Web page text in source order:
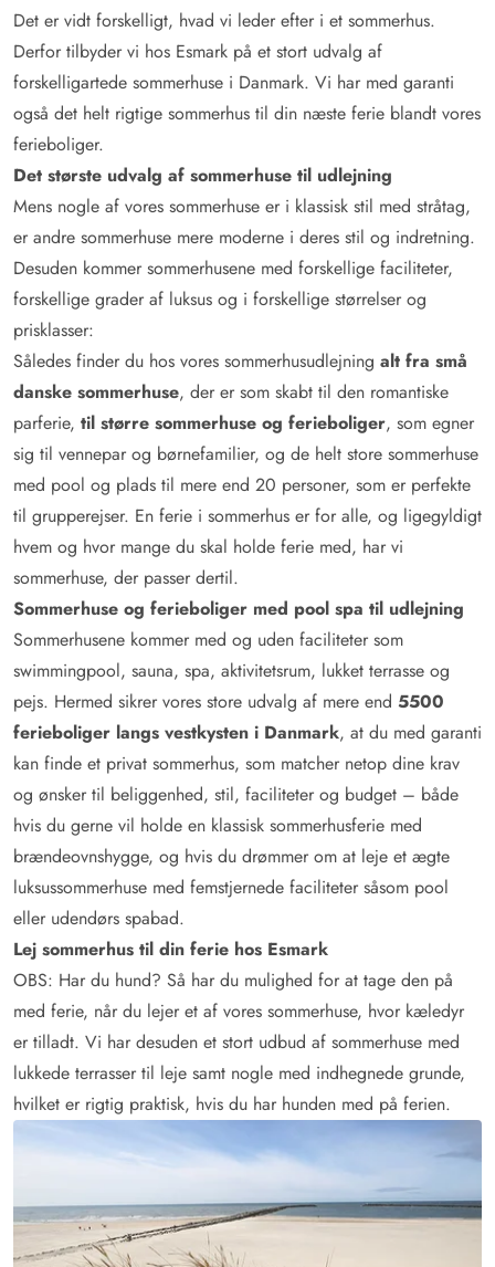
Det er vidt forskelligt, hvad vi leder efter i et sommerhus.
Derfor tilbyder vi hos Esmark på et stort udvalg af
forskelligartede sommerhuse i Danmark. Vi har med garanti
også det helt rigtige sommerhus til din næste ferie blandt vores
ferieboliger.
Det største udvalg af sommerhuse til udlejning
Mens nogle af vores sommerhuse er i klassisk stil med stråtag,
er andre sommerhuse mere moderne i deres stil og indretning.
Desuden kommer sommerhusene med forskellige faciliteter,
forskellige grader af luksus og i forskellige størrelser og
prisklasser:
Således finder du hos vores sommerhusudlejning alt fra små
danske sommerhuse, der er som skabt til den romantiske
parferie, til større sommerhuse og ferieboliger, som egner
sig til vennepar og børnefamilier, og de helt store sommerhuse
med pool og plads til mere end 20 personer, som er perfekte
til grupperejser. En ferie i sommerhus er for alle, og ligegyldigt
hvem og hvor mange du skal holde ferie med, har vi
sommerhuse, der passer dertil.
Sommerhuse og ferieboliger med pool spa til udlejning
Sommerhusene kommer med og uden faciliteter som
swimmingpool, sauna, spa, aktivitetsrum, lukket terrasse og
pejs. Hermed sikrer vores store udvalg af mere end 5500
ferieboliger langs vestkysten i Danmark, at du med garanti
kan finde et privat sommerhus, som matcher netop dine krav
og ønsker til beliggenhed, stil, faciliteter og budget – både
hvis du gerne vil holde en klassisk sommerhusferie med
brændeovnshygge, og hvis du drømmer om at leje et ægte
luksussommerhuse med femstjernede faciliteter såsom pool
eller udendørs spabad.
Lej sommerhus til din ferie hos Esmark
OBS: Har du hund? Så har du mulighed for at tage den på
med ferie, når du lejer et af vores sommerhuse, hvor kæledyr
er tilladt. Vi har desuden et stort udbud af sommerhuse med
lukkede terrasser til leje samt nogle med indhegnede grunde,
hvilket er rigtig praktisk, hvis du har hunden med på ferien.